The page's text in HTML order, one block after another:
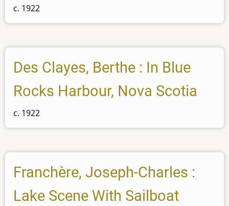
c. 1922
Des Clayes, Berthe : In Blue
Rocks Harbour, Nova Scotia
c. 1922
Franchère, Joseph-Charles :
Lake Scene With Sailboat